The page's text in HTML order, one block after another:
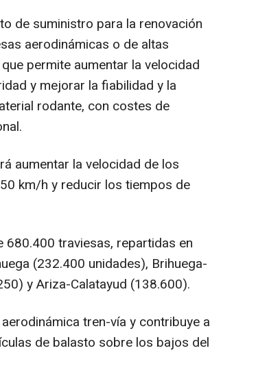
de suministro para la renovación
aerodinámicas o de altas
permite aumentar la velocidad
y mejorar la fiabilidad y la
rodante, con costes de
aumentar la velocidad de los
km/h y reducir los tiempos de
traviesas, repartidas en
(232.400 unidades), Brihuega-
y Ariza-Calatayud (138.600).
tren-vía y contribuye a
de balasto sobre los bajos del